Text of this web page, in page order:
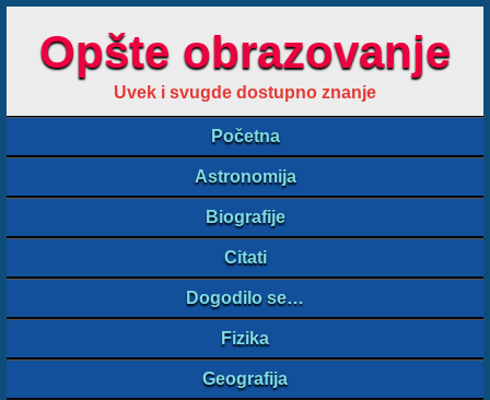
Opšte obrazovanje
Uvek i svugde dostupno znanje
Početna
Astronomija
Biografije
Citati
Dogodilo se…
Fizika
Geografija